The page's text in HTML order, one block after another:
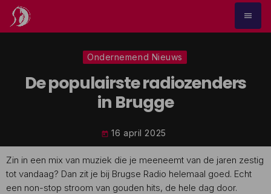
menu
Ondernemend Nieuws
De populairste radiozenders
in Brugge
today 16 april 2025
Zin in een mix van muziek die je meeneemt van de jaren zestig
tot vandaag? Dan zit je bij Brugse Radio helemaal goed. Echt
een non-stop stroom van gouden hits, de hele dag door.